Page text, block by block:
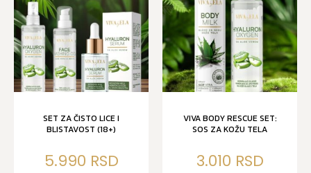
SET ZA ČISTO LICE I
BLISTAVOST (18+)
5.990
VIVA BODY RESCUE SET:
SOS ZA KOŽU TELA
3.010